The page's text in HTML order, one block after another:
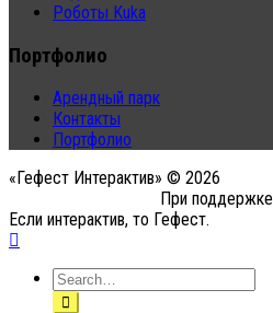
Роботы Kuka
Портфолио
Арендный парк
Контакты
Портфолио
«Гефест Интерактив» © 2026
При поддержке
Если интерактив, то Гефест.